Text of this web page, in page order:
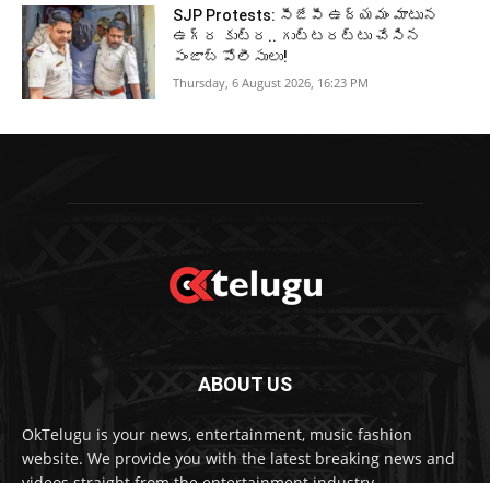
SJP Protests: సీజేపీ ఉద్యమం మాటున
ఉగ్ర కుట్ర.. గుట్టరట్టు చేసిన
పంజాబ్‌ పోలీసులు!
Thursday, 6 August 2026, 16:23 PM
ABOUT US
OkTelugu is your news, entertainment, music fashion
website. We provide you with the latest breaking news and